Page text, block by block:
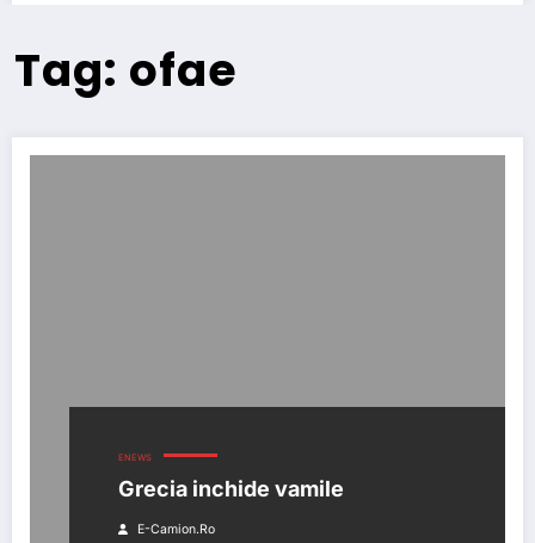
Tag: ofae
ENEWS
Grecia inchide vamile
E-Camion.ro